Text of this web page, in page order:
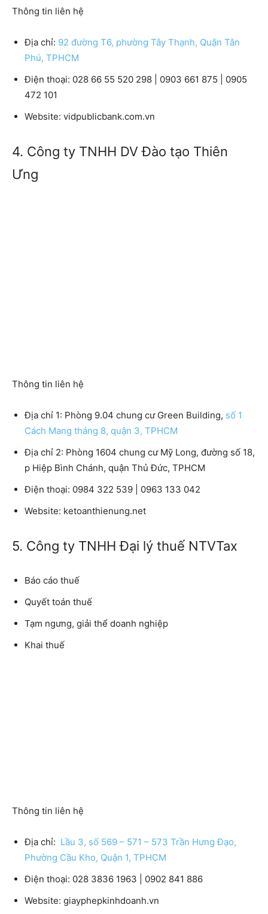
Thông tin liên hệ
Địa chỉ: 92 đường T6, phường Tây Thạnh, Quận Tân
Phú, TPHCM
Điện thoại: 028 66 55 520 298 | 0903 661 875 | 0905
472 101
Website: vidpublicbank.com.vn
4. Công ty TNHH DV Đào tạo Thiên
Ưng
Thông tin liên hệ
Địa chỉ 1: Phòng 9.04 chung cư Green Building, số 1
Cách Mang tháng 8, quận 3, TPHCM
Địa chỉ 2: Phòng 1604 chung cư Mỹ Long, đường số 18,
p Hiệp Bình Chánh, quận Thủ Đức, TPHCM
Điện thoại: 0984 322 539 | 0963 133 042
Website: ketoanthienung.net
5. Công ty TNHH Đại lý thuế NTVTax
Báo cáo thuế
Quyết toán thuế
Tạm ngưng, giải thể doanh nghiệp
Khai thuế
Thông tin liên hệ
Địa chỉ: Lầu 3, số 569 – 571 – 573 Trần Hưng Đạo,
Phường Cầu Kho, Quận 1, TPHCM
Điện thoại: 028 3836 1963 | 0902 841 886
Website: giayphepkinhdoanh.vn